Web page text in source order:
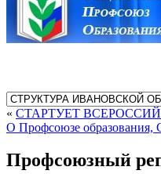
« СТАРТУЕТ
О Профсоюзе образования,
Профсоюзный